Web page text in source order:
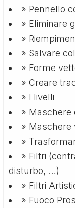
» Pennello
» Eliminare
»
» Salvare
» Forme
» Creare
» I livelli
» Maschere
» Maschere
»
» Filtri
disturbo, …)
» Filtri
» Fuoco